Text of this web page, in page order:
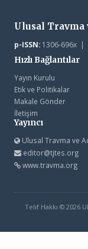
Ulusal Travma
p-ISSN:1306-696x |
Hızlı Bağlantılar
Yayın Kurulu
Etik ve Politikalar
Makale Gönder
İletişim
Yayıncı
Ulusal Travma ve
editor@tjtes.org
www.travma.org
Telif Hakkı © 2026